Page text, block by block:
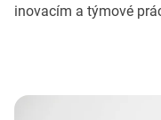
inovacím a týmové